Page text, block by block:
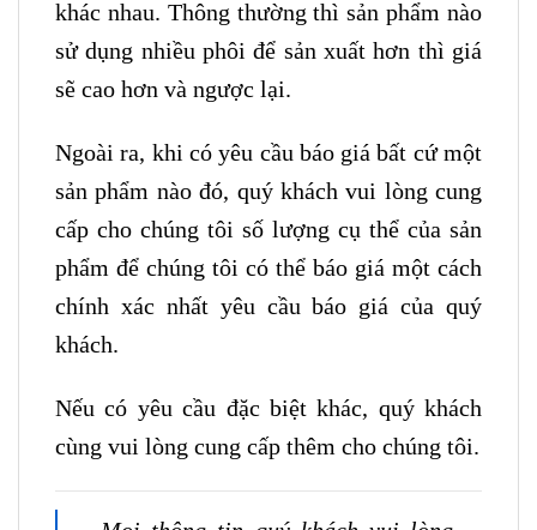
khác nhau. Thông thường thì sản phẩm nào
sử dụng nhiều phôi để sản xuất hơn thì giá
sẽ cao hơn và ngược lại.
Ngoài ra, khi có yêu cầu báo giá bất cứ một
sản phẩm nào đó, quý khách vui lòng cung
cấp cho chúng tôi số lượng cụ thể của sản
phẩm để chúng tôi có thể báo giá một cách
chính xác nhất yêu cầu báo giá của quý
khách.
Nếu có yêu cầu đặc biệt khác, quý khách
cùng vui lòng cung cấp thêm cho chúng tôi.